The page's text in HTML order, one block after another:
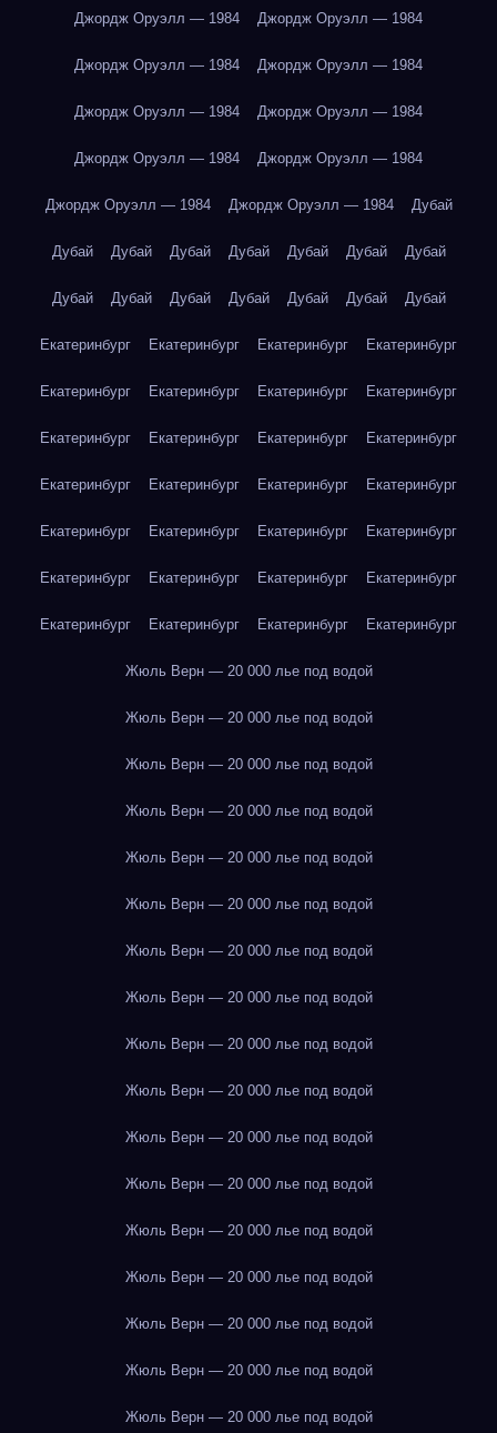
Джордж Оруэлл — 1984 Джордж Оруэлл — 1984
Джордж Оруэлл — 1984 Джордж Оруэлл — 1984
Джордж Оруэлл — 1984 Джордж Оруэлл — 1984
Джордж Оруэлл — 1984 Джордж Оруэлл — 1984
Джордж Оруэлл — 1984 Джордж Оруэлл — 1984 Дубай
Дубай Дубай Дубай Дубай Дубай Дубай Дубай
Дубай Дубай Дубай Дубай Дубай Дубай Дубай
Екатеринбург Екатеринбург Екатеринбург Екатеринбург
Екатеринбург Екатеринбург Екатеринбург Екатеринбург
Екатеринбург Екатеринбург Екатеринбург Екатеринбург
Екатеринбург Екатеринбург Екатеринбург Екатеринбург
Екатеринбург Екатеринбург Екатеринбург Екатеринбург
Екатеринбург Екатеринбург Екатеринбург Екатеринбург
Екатеринбург Екатеринбург Екатеринбург Екатеринбург
Жюль Верн — 20 000 лье под водой
Жюль Верн — 20 000 лье под водой
Жюль Верн — 20 000 лье под водой
Жюль Верн — 20 000 лье под водой
Жюль Верн — 20 000 лье под водой
Жюль Верн — 20 000 лье под водой
Жюль Верн — 20 000 лье под водой
Жюль Верн — 20 000 лье под водой
Жюль Верн — 20 000 лье под водой
Жюль Верн — 20 000 лье под водой
Жюль Верн — 20 000 лье под водой
Жюль Верн — 20 000 лье под водой
Жюль Верн — 20 000 лье под водой
Жюль Верн — 20 000 лье под водой
Жюль Верн — 20 000 лье под водой
Жюль Верн — 20 000 лье под водой
Жюль Верн — 20 000 лье под водой